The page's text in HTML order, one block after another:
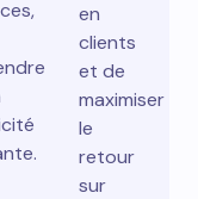
en
clients
et de
maximiser
le
retour
sur